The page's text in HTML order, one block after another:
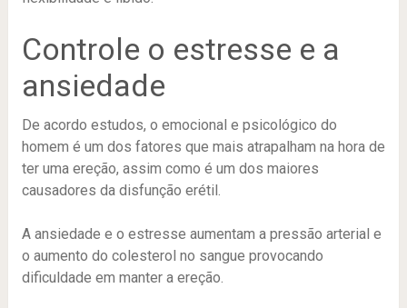
Controle o estresse e a
ansiedade
De acordo estudos, o emocional e psicológico do
homem é um dos fatores que mais atrapalham na hora de
ter uma ereção, assim como é um dos maiores
causadores da disfunção erétil.
A ansiedade e o estresse aumentam a pressão arterial e
o aumento do colesterol no sangue provocando
dificuldade em manter a ereção.